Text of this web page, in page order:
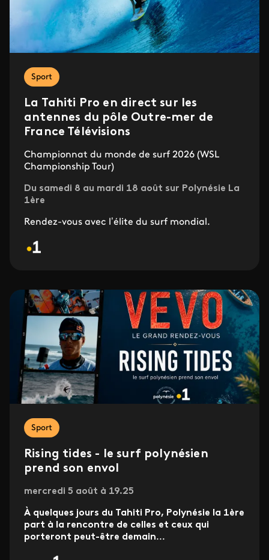
Sport
La Tahiti Pro en direct sur les
antennes du pôle Outre-mer de
France Télévisions
Championnat du monde de surf 2026 (WSL
Championship Tour)
Du samedi 8 au mardi 18 août sur Polynésie La
1ère
Rendez-vous avec l’élite du surf mondial.
Sport
Rising tides - le surf polynésien
prend son envol
mercredi 5 août à 19.25
À quelques jours du Tahiti Pro, Polynésie la 1ère
part à la rencontre de celles et ceux qui
porteront peut-être demain...